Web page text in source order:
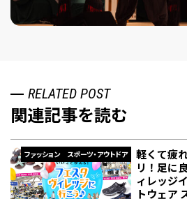
RELATED POST
関連記事を読む
ファッション スポーツ・アウトドア
軽くて疲
リ！足に
ィレッジ
トウェア